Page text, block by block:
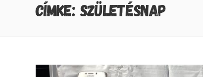
CÍMKE: SZÜLETÉSNAP